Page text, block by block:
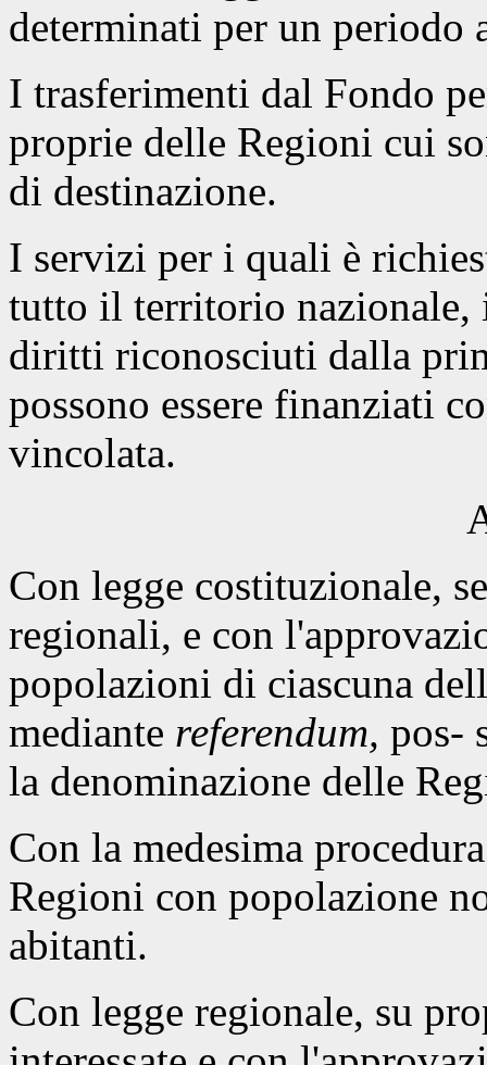
determinati per un periodo
I trasferimenti dal Fondo
proprie delle Regioni cui
di destinazione.
I servizi per i quali è
tutto il territorio nazionale,
diritti riconosciuti dalla
possono essere finanziati
vincolata.
Con legge costituzionale,
regionali, e con
popolazioni di ciascuna
mediante referendum, pos-
la denominazione delle
Con la medesima
Regioni con popolazione
abitanti.
Con legge regionale, su